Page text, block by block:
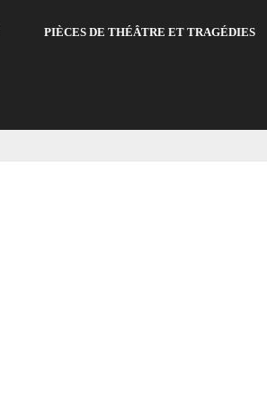
PIÈCES DE THÉÂTRE ET TRAGÉDIES